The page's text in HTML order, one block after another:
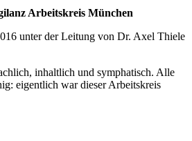
Arbeitskreis München
unter der Leitung von Dr. Axel Thiele
inhaltlich und symphatisch. Alle
eigentlich war dieser Arbeitskreis